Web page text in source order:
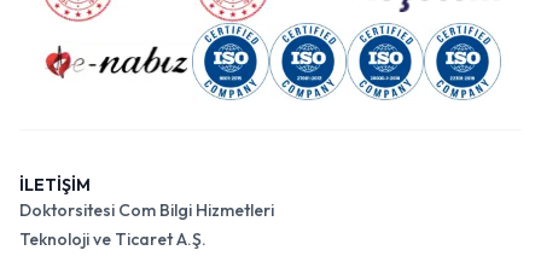
İLETİŞİM
Doktorsitesi Com Bilgi Hizmetleri
Teknoloji ve Ticaret A.Ş.